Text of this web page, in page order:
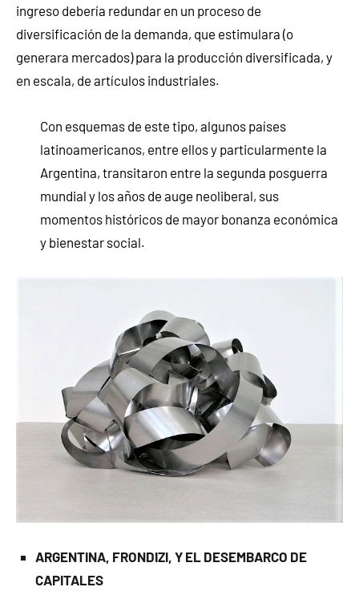
ingreso debería redundar en un proceso de
diversificación de la demanda, que estimulara (o
generara mercados) para la producción diversificada, y
en escala, de artículos industriales.
Con esquemas de este tipo, algunos países
latinoamericanos, entre ellos y particularmente la
Argentina, transitaron entre la segunda posguerra
mundial y los años de auge neoliberal, sus
momentos históricos de mayor bonanza económica
y bienestar social.
ARGENTINA, FRONDIZI, Y EL DESEMBARCO DE
CAPITALES